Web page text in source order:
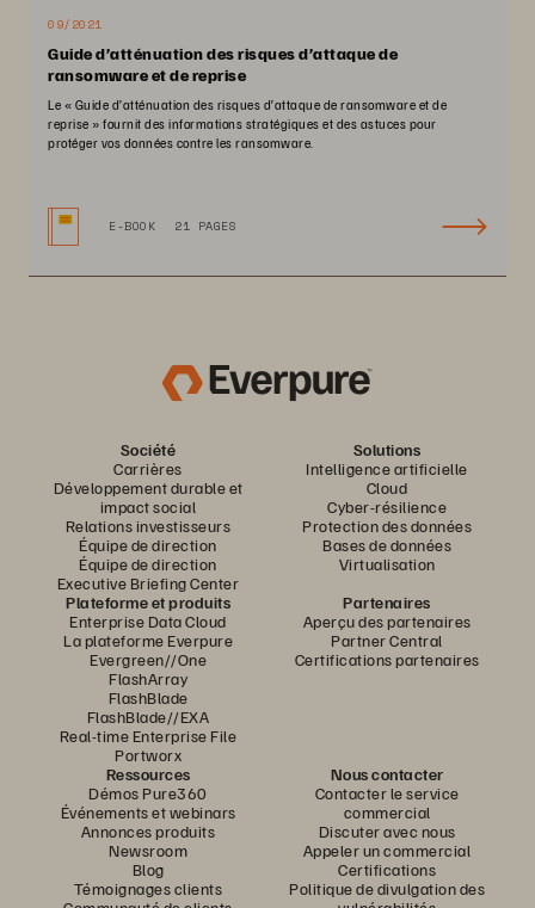
09/2021
Guide d’atténuation des risques d’attaque de
ransomware et de reprise
Le « Guide d’atténuation des risques d’attaque de ransomware et de
reprise » fournit des informations stratégiques et des astuces pour
protéger vos données contre les ransomware.
E-BOOK 21 PAGES
Société
Carrières
Développement durable et
impact social
Relations investisseurs
Équipe de direction
Équipe de direction
Executive Briefing Center
Solutions
Intelligence artificielle
Cloud
Cyber-résilience
Protection des données
Bases de données
Virtualisation
Plateforme et produits
Enterprise Data Cloud
La plateforme Everpure
Evergreen//One
FlashArray
FlashBlade
FlashBlade//EXA
Real-time Enterprise File
Portworx
Partenaires
Aperçu des partenaires
Partner Central
Certifications partenaires
Ressources
Démos Pure360
Événements et webinars
Annonces produits
Newsroom
Blog
Témoignages clients
Nous contacter
Contacter le service
commercial
Discuter avec nous
Appeler un commercial
Certifications
Politique de divulgation des